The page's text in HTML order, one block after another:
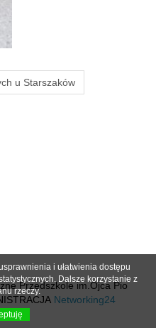
u Starszaków
Przedszkole im.Ojca Pio
Networking24
i ułatwienia dostępu
Dalsze korzystanie z
rzeczy.